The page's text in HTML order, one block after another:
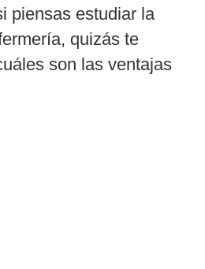
piensas estudiar la
quizás te
son las ventajas